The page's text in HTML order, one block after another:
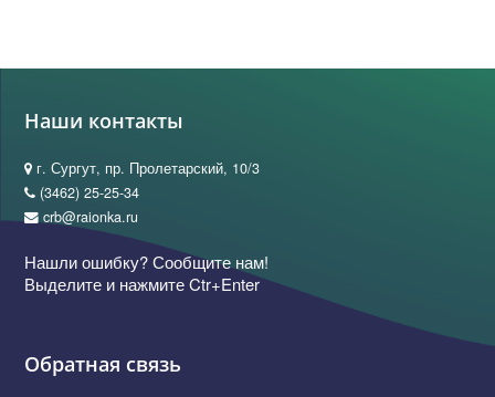
Наши контакты
г. Сургут, пр. Пролетарский, 10/3
(3462) 25-25-34
crb@raionka.ru
Нашли ошибку? Сообщите нам!
Выделите и нажмите Ctr+Enter
Обратная связь